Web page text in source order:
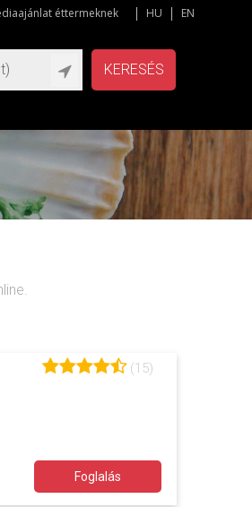
éttermeknek HU EN
KERESÉS
(15)
Foglalás